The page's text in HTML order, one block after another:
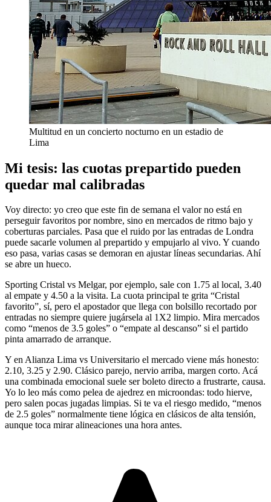
Multitud en un concierto nocturno en un estadio de
Lima
Mi tesis: las cuotas prepartido pueden
quedar mal calibradas
Voy directo: yo creo que este fin de semana el valor no está en
perseguir favoritos por nombre, sino en mercados de ritmo bajo y
coberturas parciales. Pasa que el ruido por las entradas de Londra
puede sacarle volumen al prepartido y empujarlo al vivo. Y cuando
eso pasa, varias casas se demoran en ajustar líneas secundarias. Ahí
se abre un hueco.
Sporting Cristal vs Melgar, por ejemplo, sale con 1.75 al local, 3.40
al empate y 4.50 a la visita. La cuota principal te grita “Cristal
favorito”, sí, pero el apostador que llega con bolsillo recortado por
entradas no siempre quiere jugársela al 1X2 limpio. Mira mercados
como “menos de 3.5 goles” o “empate al descanso” si el partido
pinta amarrado de arranque.
Y en Alianza Lima vs Universitario el mercado viene más honesto:
2.10, 3.25 y 2.90. Clásico parejo, nervio arriba, margen corto. Acá
una combinada emocional suele ser boleto directo a frustrarte, causa.
Yo lo leo más como pelea de ajedrez en microondas: todo hierve,
pero salen pocas jugadas limpias. Si te va el riesgo medido, “menos
de 2.5 goles” normalmente tiene lógica en clásicos de alta tensión,
aunque toca mirar alineaciones una hora antes.